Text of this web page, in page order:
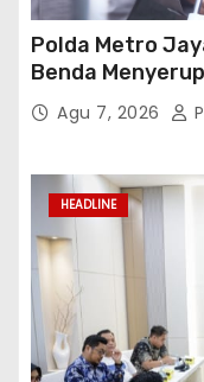
Polda Metro
Benda
Jaksel
Agu 7, 2026
HEADLINE